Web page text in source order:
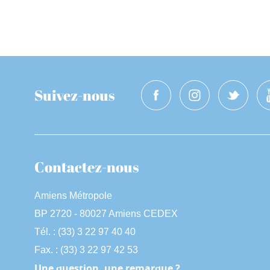
Suivez-nous
Contactez-nous
Amiens Métropole
BP 2720 - 80027 Amiens CEDEX
Tél. : (33) 3 22 97 40 40
Fax. : (33) 3 22 97 42 53